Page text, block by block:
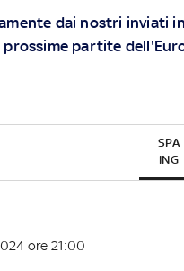
dai nostri inviati
prossime partite
SPA
ING
ore 21:00